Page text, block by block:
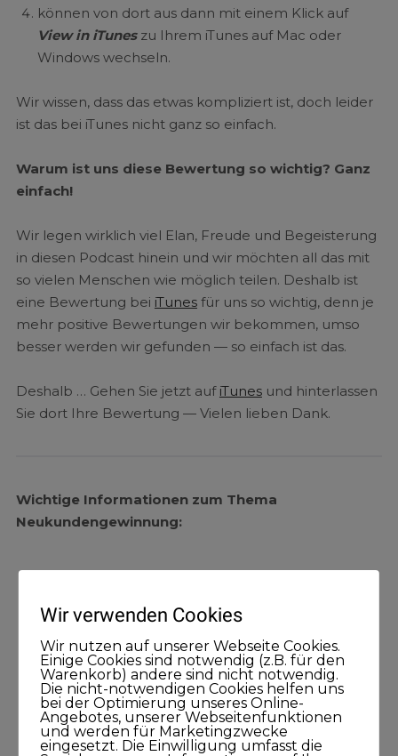
können von dort aus dann mit einem Klick auf
View in iTuneszu Ihrem iTunes auf Mac oder
Windows wechseln.
Wir wissen, dass das etwas kompliziert ist, doch leider
ist das bei iTunes nicht ganz so einfach.
Warum ist uns diese Bewertung so wichtig? Ganz
einfach!
Wir legen wirklich viel Elan, Freude und Begeisterung
in diesen Podcast hinein und wir möchten all das mit
so vielen Menschen wie möglich teilen. Deshalb ist
eine Bewertung bei iTunesfür uns so wichtig, denn je
mehr positive Bewertungen wir bekommen, umso
besser werden wir gefunden — so einfach ist das.
Deshalb … Gehen Sie jetzt auf iTunesund hinterlassen
Sie dort Ihre Bewertung — Vielen lieben Dank.
Wichtige Informationen zum Thema
Neukundengewinnung:
Suche nach einem Podcast
Wir verwenden Cookies
Wir nutzen auf unserer Webseite Cookies.
Einige Cookies sind notwendig (z.B. für den
Warenkorb) andere sind nicht notwendig.
Die nicht-notwendigen Cookies helfen uns
bei der Optimierung unseres Online-
Angebotes, unserer Webseitenfunktionen
und werden für Marketingzwecke
eingesetzt. Die Einwilligung umfasst die